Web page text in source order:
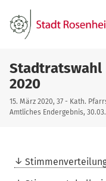
Stadtratswahl
2020
15. März 2020, 37 - Kath.
Amtliches Endergebnis,